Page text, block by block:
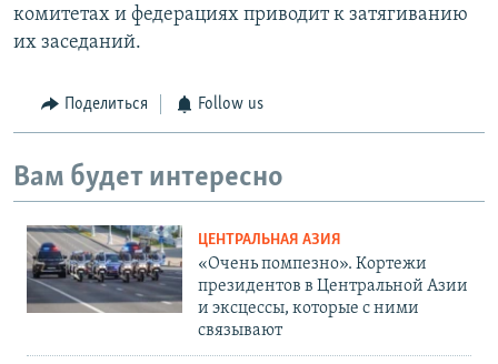
комитетах и федерациях приводит к затягиванию
их заседаний.
Поделиться Follow us
Вам будет интересно
ЦЕНТРАЛЬНАЯ АЗИЯ
«Очень помпезно». Кортежи
президентов в Центральной Азии
и эксцессы, которые с ними
связывают